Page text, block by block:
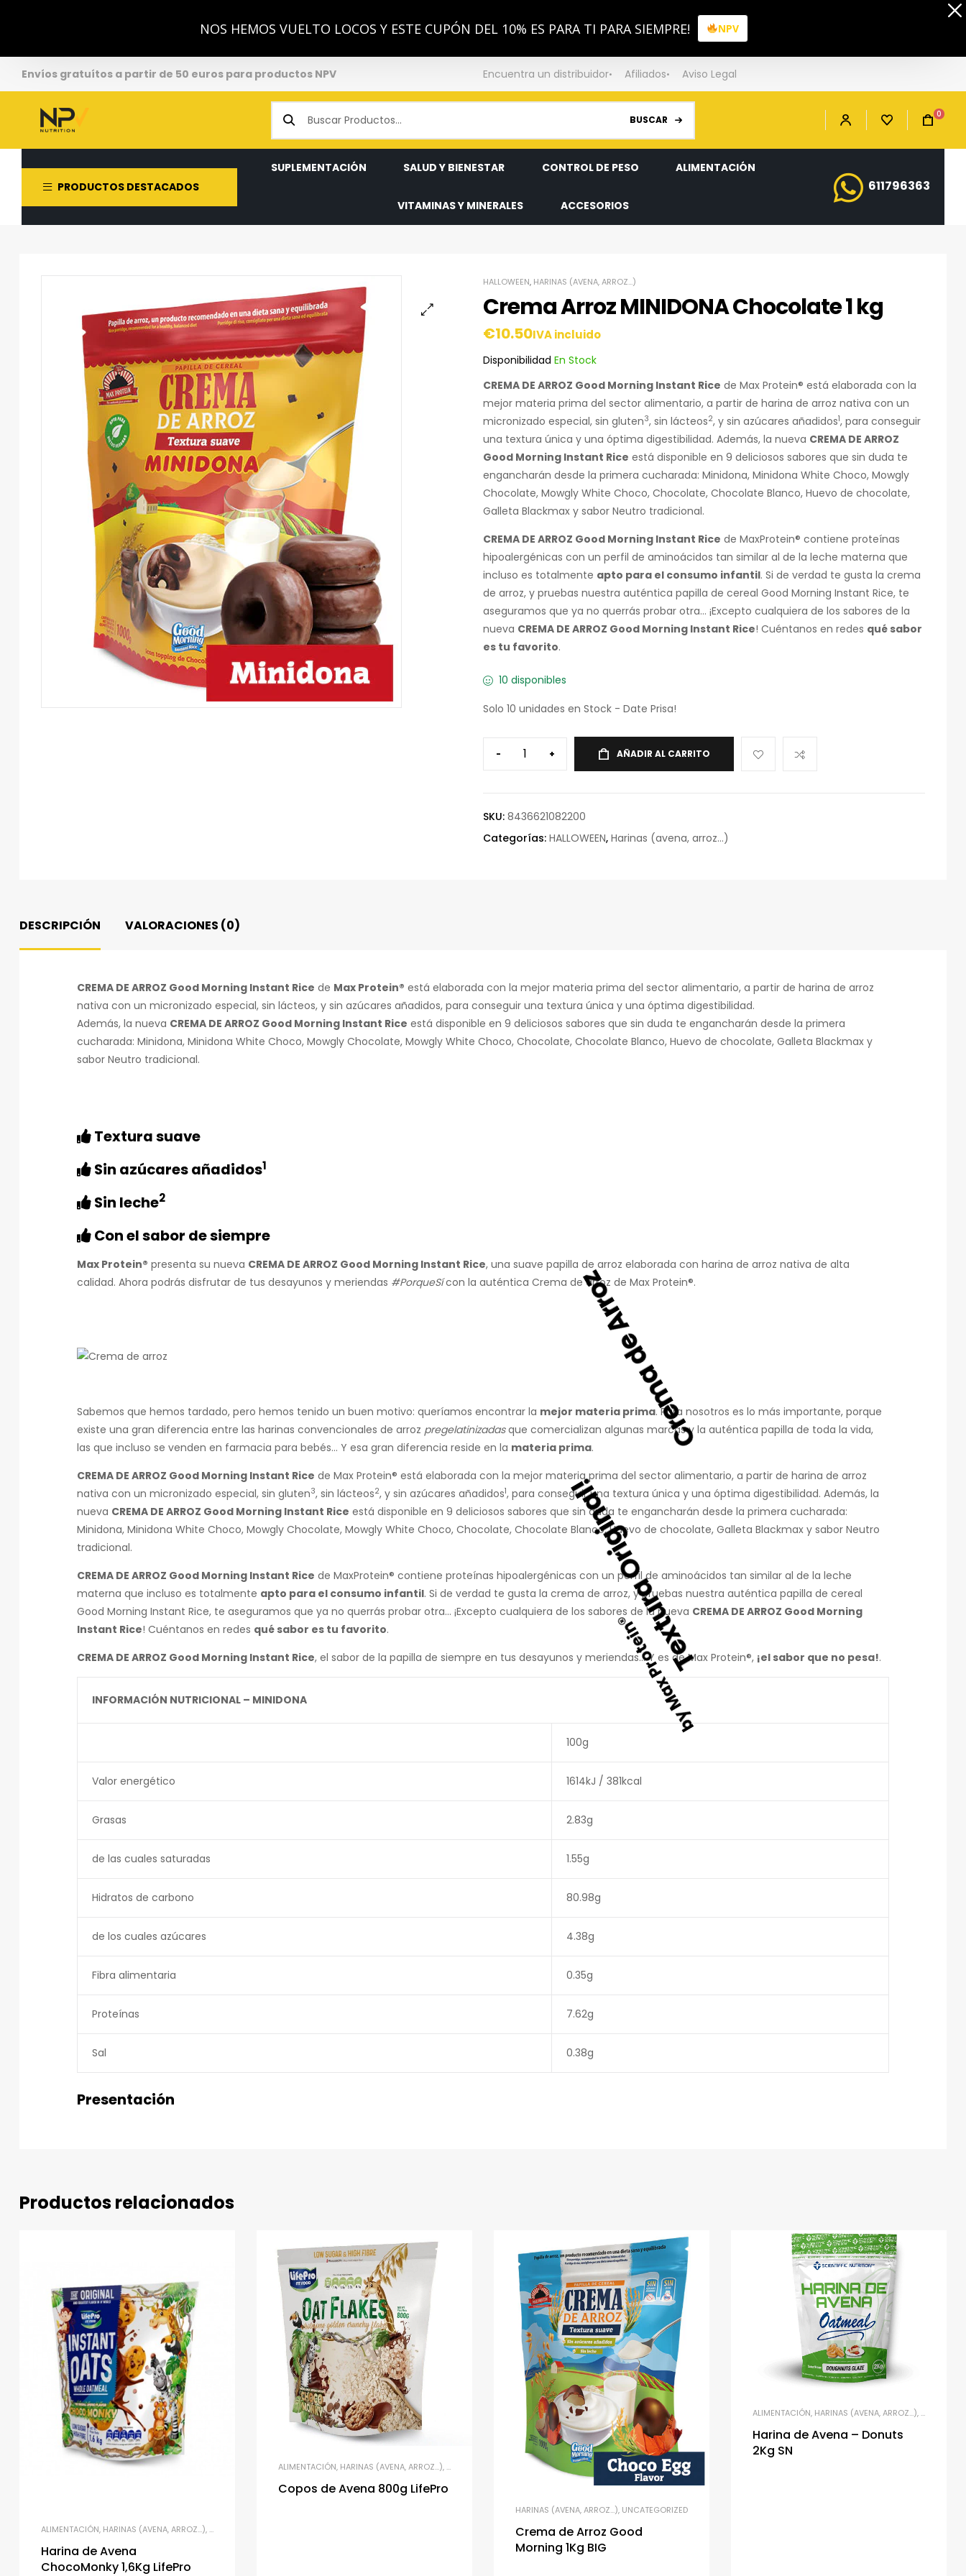
NOS HEMOS VUELTO LOCOS Y ESTE CUPÓN DEL 10% ES PARA TI PARA SIEMPRE! NPV
Envíos gratuítos a partir de 50 euros para productos NPV Encuentra un distribuidor Afiliados Aviso Legal
BUSCAR 0
PRODUCTOS DESTACADOS
SUPLEMENTACIÓN SALUD Y BIENESTAR CONTROL DE PESO ALIMENTACIÓN
VITAMINAS Y MINERALES ACCESORIOS
611796363
HALLOWEEN, HARINAS (AVENA, ARROZ…)
Crema Arroz MINIDONA Chocolate 1 kg
€10.50IVA incluido
Disponibilidad En Stock
CREMA DE ARROZ Good Morning Instant Rice de Max Protein® está elaborada con la
mejor materia prima del sector alimentario, a partir de harina de arroz nativa con un
micronizado especial, sin gluten3, sin lácteos2, y sin azúcares añadidos1, para conseguir
una textura única y una óptima digestibilidad. Además, la nueva CREMA DE ARROZ
Good Morning Instant Rice está disponible en 9 deliciosos sabores que sin duda te
engancharán desde la primera cucharada: Minidona, Minidona White Choco, Mowgly
Chocolate, Mowgly White Choco, Chocolate, Chocolate Blanco, Huevo de chocolate,
Galleta Blackmax y sabor Neutro tradicional.
CREMA DE ARROZ Good Morning Instant Rice de MaxProtein® contiene proteínas
hipoalergénicas con un perfil de aminoácidos tan similar al de la leche materna que
incluso es totalmente apto para el consumo infantil. Si de verdad te gusta la crema
de arroz, y pruebas nuestra auténtica papilla de cereal Good Morning Instant Rice, te
aseguramos que ya no querrás probar otra… ¡Excepto cualquiera de los sabores de la
nueva CREMA DE ARROZ Good Morning Instant Rice! Cuéntanos en redes qué sabor
es tu favorito.
10 disponibles
Solo 10 unidades en Stock - Date Prisa!
- + AÑADIR AL CARRITO
SKU: 8436621082200
Categorías: HALLOWEEN, Harinas (avena, arroz…)
DESCRIPCIÓN VALORACIONES (0)
CREMA DE ARROZ Good Morning Instant Rice de Max Protein® está elaborada con la mejor materia prima del sector alimentario, a partir de harina de arroz
nativa con un micronizado especial, sin lácteos, y sin azúcares añadidos, para conseguir una textura única y una óptima digestibilidad.
Además, la nueva CREMA DE ARROZ Good Morning Instant Rice está disponible en 9 deliciosos sabores que sin duda te engancharán desde la primera
cucharada: Minidona, Minidona White Choco, Mowgly Chocolate, Mowgly White Choco, Chocolate, Chocolate Blanco, Huevo de chocolate, Galleta Blackmax y
sabor Neutro tradicional.
Crema de Arroz
Textura suave
Sin azúcares añadidos1
Sin leche2
Con el sabor de siempre
Max Protein® presenta su nueva CREMA DE ARROZ Good Morning Instant Rice, una suave papilla de arroz elaborada con harina de arroz nativa de alta
calidad. Ahora podrás disfrutar de tus desayunos y meriendas #PorqueSícon la auténtica Crema de arroz de Max Protein®.
Textura Original!
Sabemos que hemos tardado, pero hemos tenido un buen motivo: queríamos encontrar la mejor materia prima. Para nosotros es lo más importante, porque
existe una gran diferencia entre las harinas convencionales de arroz pregelatinizadasque comercializan algunas marcas y la auténtica papilla de toda la vida,
las que incluso se venden en farmacia para bebés… Y esa gran diferencia reside en la materia prima.
CREMA DE ARROZ Good Morning Instant Rice de Max Protein® está elaborada con la mejor materia prima del sector alimentario, a partir de harina de arroz
nativa con un micronizado especial, sin gluten3, sin lácteos2, y sin azúcares añadidos1, para conseguir una textura única y una óptima digestibilidad. Además, la
nueva CREMA DE ARROZ Good Morning Instant Rice está disponible en 9 deliciosos sabores que sin duda te engancharán desde la primera cucharada:
Minidona, Minidona White Choco, Mowgly Chocolate, Mowgly White Choco, Chocolate, Chocolate Blanco, Huevo de chocolate, Galleta Blackmax y sabor Neutro
tradicional.
CREMA DE ARROZ Good Morning Instant Rice de MaxProtein® contiene proteínas hipoalergénicas con un perfil de aminoácidos tan similar al de la leche
materna que incluso es totalmente apto para el consumo infantil. Si de verdad te gusta la crema de arroz, y pruebas nuestra auténtica papilla de cereal
Good Morning Instant Rice, te aseguramos que ya no querrás probar otra… ¡Excepto cualquiera de los sabores de la nueva CREMA DE ARROZ Good Morning
Instant Rice! Cuéntanos en redes qué sabor es tu favorito.
CREMA DE ARROZ Good Morning Instant Rice, el sabor de la papilla de siempre en tus desayunos y meriendas… Y es de Max Protein®, ¡el sabor que no pesa!.
INFORMACIÓN NUTRICIONAL – MINIDONA
100g
Valor energético 1614kJ / 381kcal
Grasas 2.83g
de las cuales saturadas 1.55g
Hidratos de carbono 80.98g
de los cuales azúcares 4.38g
Fibra alimentaria 0.35g
Proteínas 7.62g
Sal 0.38g
Presentación
Productos relacionados
ALIMENTACIÓN, HARINAS (AVENA, ARROZ…),UNCATEGORIZED
Harina de Avena
ChocoMonky 1,6Kg LifePro
ALIMENTACIÓN, HARINAS (AVENA, ARROZ…),UNCATEGORIZED
Copos de Avena 800g LifePro
HARINAS (AVENA, ARROZ…), UNCATEGORIZED
Crema de Arroz Good
Morning 1Kg BIG
ALIMENTACIÓN, HARINAS (AVENA, ARROZ…),
Harina de Avena – Donuts
2Kg SN